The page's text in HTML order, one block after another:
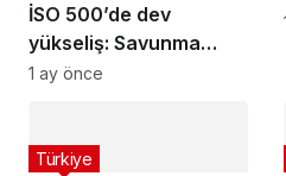
İSO 500’de dev
yükseliş: Savunma
sanayisi uçuşa geçti
1 ay önce
Türkiye